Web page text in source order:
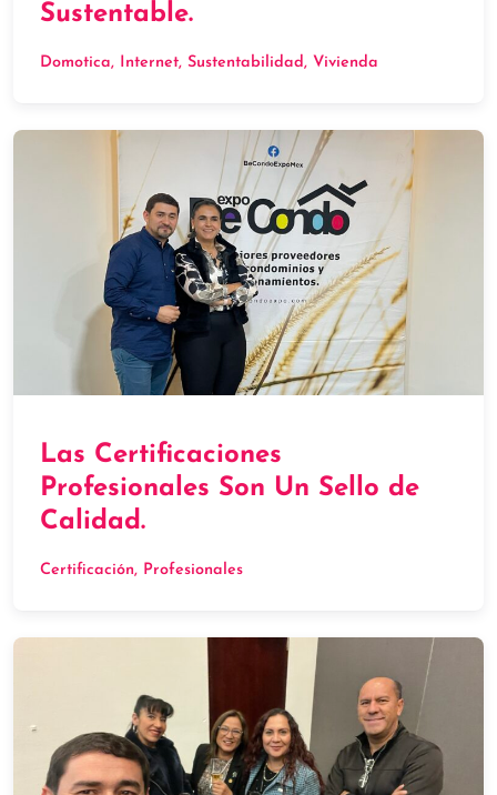
Sustentable.
Domotica, Internet, Sustentabilidad, Vivienda
Las Certificaciones
Profesionales Son Un Sello de
Calidad.
Certificación, Profesionales